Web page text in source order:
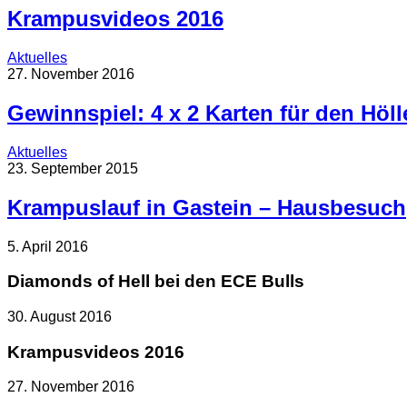
Krampusvideos 2016
Aktuelles
27. November 2016
Gewinnspiel: 4 x 2 Karten für den
Aktuelles
23. September 2015
Krampuslauf in Gastein – Hausbesuch
5. April 2016
Diamonds of Hell bei den ECE Bulls
30. August 2016
Krampusvideos 2016
27. November 2016